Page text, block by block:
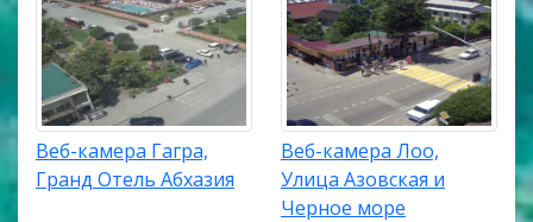
Веб-камера Гагра,
Гранд Отель Абхазия
Веб-камера Лоо,
Улица Азовская и
Черное море